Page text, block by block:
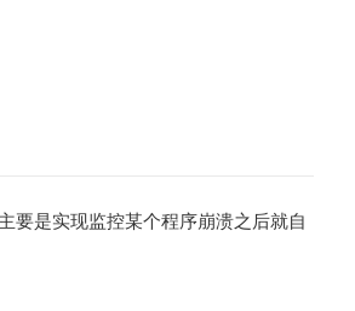
要是实现监控某个程序崩溃之后就自